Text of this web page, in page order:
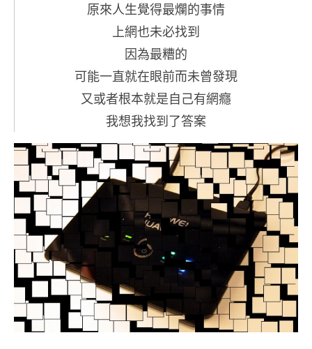
原來人生覺得最爛的事情
上網也未必找到
因為最糟的
可能一直就在眼前而未曾發現
又或者根本就是自己有網癮
我想我找到了答案